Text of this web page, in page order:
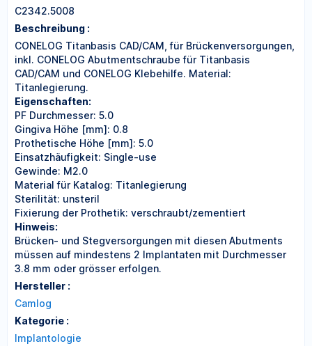
C2342.5008
Beschreibung :
CONELOG Titanbasis CAD/CAM, für Brückenversorgungen,
inkl. CONELOG Abutmentschraube für Titanbasis
CAD/CAM und CONELOG Klebehilfe. Material:
Titanlegierung.
Eigenschaften:
PF Durchmesser: 5.0
Gingiva Höhe [mm]: 0.8
Prothetische Höhe [mm]: 5.0
Einsatzhäufigkeit: Single-use
Gewinde: M2.0
Material für Katalog: Titanlegierung
Sterilität: unsteril
Fixierung der Prothetik: verschraubt/zementiert
Hinweis:
Brücken- und Stegversorgungen mit diesen Abutments
müssen auf mindestens 2 Implantaten mit Durchmesser
3.8 mm oder grösser erfolgen.
Hersteller :
Camlog
Kategorie :
Implantologie